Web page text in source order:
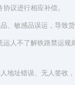
议进行相应补偿。
、敏感品误运，导致
运人不了解铁路禁运
地址错误、无人签收